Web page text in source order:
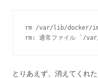
rm /var/lib/docker/
rm: 通常ファイル `/
とりあえず、消えてくれ